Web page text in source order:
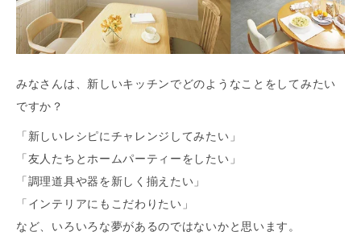
みなさんは、新しいキッチンでどのようなことをしてみたい
ですか？
「新しいレシピにチャレンジしてみたい」
「友人たちとホームパーティーをしたい」
「調理道具や器を新しく揃えたい」
「インテリアにもこだわりたい」
など、いろいろな夢があるのではないかと思います。